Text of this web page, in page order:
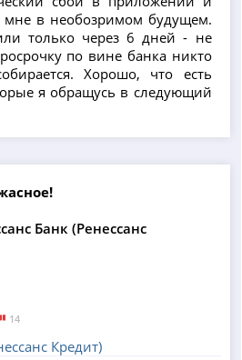
мне в необозримом будущем.
только через 6 дней - не
по вине банка никто
Хорошо, что есть
я обращусь в следующий
Банк (Ренессанс
14